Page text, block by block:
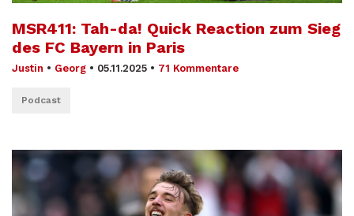
MSR411: Tah-da! Quick Reaction zum Sieg
des FC Bayern in Paris
Justin • Georg • 05.11.2025 • 71 Kommentare
Podcast